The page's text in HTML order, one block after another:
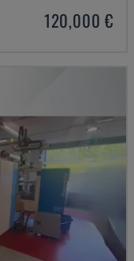
120,000 €